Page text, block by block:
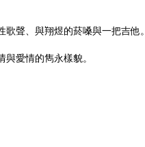
聲、與翔煜的菸嗓與一把吉他。
愛情的雋永樣貌。